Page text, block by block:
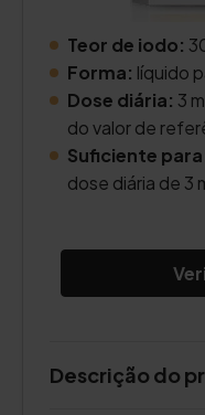
Teor de iodo:
Forma: líquido
Dose diária: 3
do valor de
Suficiente
dose diária de 3
Descrição do